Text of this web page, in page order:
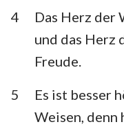
Micha
Habakuk
Maleachi
4
Das Herz der
und das Herz
Freude.
5
Es ist besser
Weisen, denn